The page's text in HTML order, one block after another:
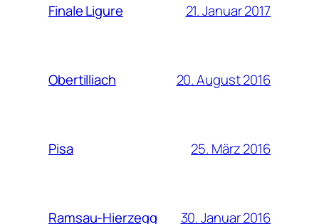
Finale Ligure 21. Januar 2017
Obertilliach 20. August 2016
Pisa 25. März 2016
Ramsau-Hierzegg 30. Januar 2016